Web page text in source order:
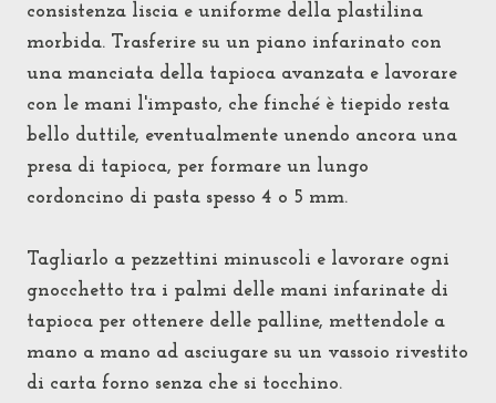
consistenza liscia e uniforme della plastilina
morbida. Trasferire su un piano infarinato con
una manciata della tapioca avanzata e lavorare
con le mani l'impasto, che finché è tiepido resta
bello duttile, eventualmente unendo ancora una
presa di tapioca, per formare un lungo
cordoncino di pasta spesso 4 o 5 mm.
Tagliarlo a pezzettini minuscoli e lavorare ogni
gnocchetto tra i palmi delle mani infarinate di
tapioca per ottenere delle palline, mettendole a
mano a mano ad asciugare su un vassoio rivestito
di carta forno senza che si tocchino.